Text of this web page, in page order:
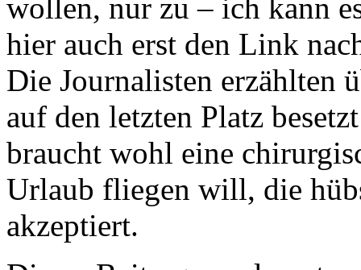
wollen, nur zu – ich kann
hier auch erst den Link
Die Journalisten erzählten
auf den letzten Platz
braucht wohl eine
Urlaub fliegen will, die
akzeptiert.